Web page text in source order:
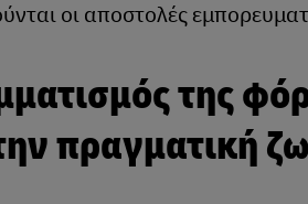
οι αποστολές
της
πραγματική